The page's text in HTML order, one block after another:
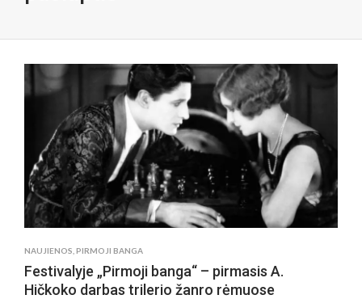
NAUJIENOS PIRMOJI BANGA
Festivalyje „Pirmoji banga“ – pirmasis A.
Hičkoko darbas trilerio žanro rėmuose